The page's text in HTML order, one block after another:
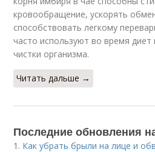
кровообращение, ускорять
способствовать легкому
часто используют во время
чистки организма.
Читать дальше →
Последние обновления
1. Как убрать брыли на лице и